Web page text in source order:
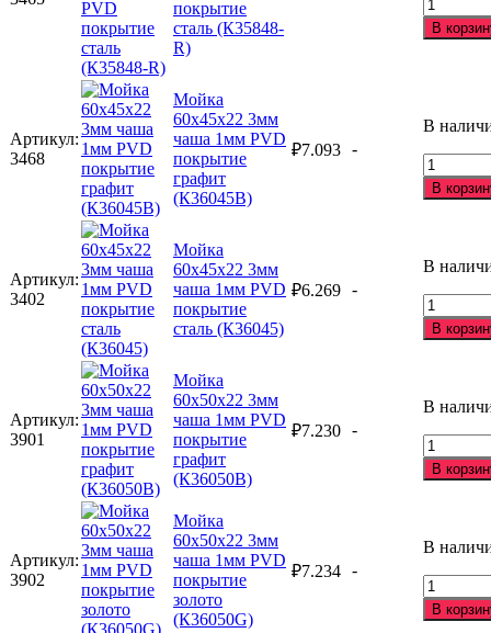
сталь
(К35848-
покрытие
сталь (К35848-
R)
товара
Мойка
чаша
PVD
сталь
В
Артикул:
3468
Мойка
60х45х22 3мм
чаша 1мм PVD
покрытие
графит
(К36045B)
₽7.093 -
В
товара
Мойка
чаша
PVD
графит
В
Артикул:
3402
Мойка
60х45х22 3мм
чаша 1мм PVD
покрытие
сталь (К36045)
₽6.269 -
В
товара
Мойка
чаша
PVD
сталь
В
Артикул:
3901
Мойка
60х50х22 3мм
чаша 1мм PVD
покрытие
графит
(К36050B)
₽7.230 -
В
товара
Мойка
чаша
PVD
графит
В
Артикул:
3902
Мойка
60х50х22 3мм
чаша 1мм PVD
покрытие
золото
(К36050G)
₽7.234 -
В
товара
Мойка
В